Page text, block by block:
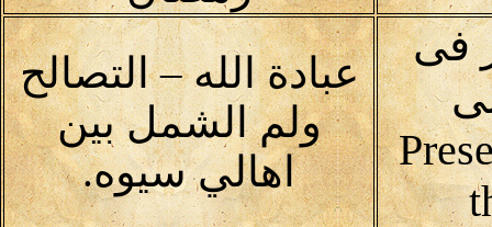
فى
عبادة الله – التصالح
ولم الشمل بين
اهالي سيوه.